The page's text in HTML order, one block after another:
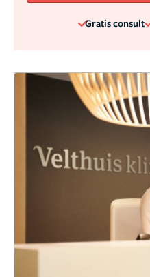
Gratis consult